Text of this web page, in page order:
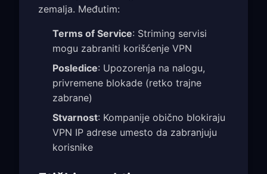
zemalja. Međutim:
Terms of Service: Striming servisi
mogu zabraniti korišćenje VPN
Posledice: Upozorenja na nalogu,
privremene blokade (retko trajne
zabrane)
Stvarnost: Kompanije obično blokiraju
VPN IP adrese umesto da zabranjuju
korisnike